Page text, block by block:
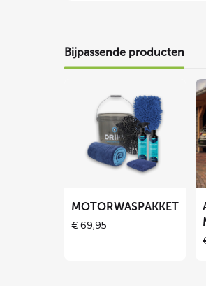
Bijpassende producten
Motorwaspakket
MOTORWASPAKKET
€69,95